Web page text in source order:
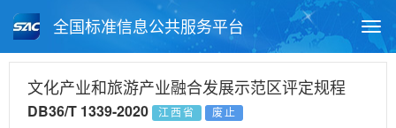
全国标准信息公共服务平台
月报查询 标准公告查询
文化产业和旅游产业融合发展示范区评定规程
DB36/T 1339-2020 江西省 废止